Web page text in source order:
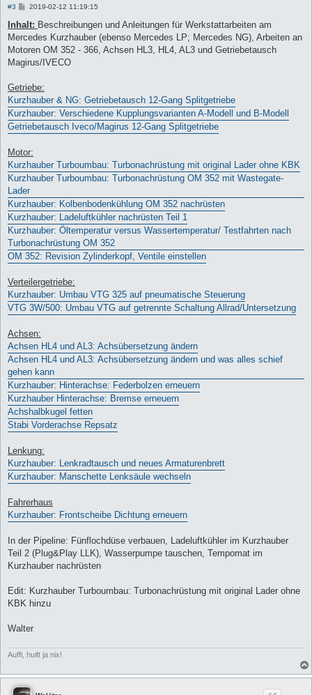
#3
B
i
t
r
a
2019-02-12 11:19:15
Inhalt: Beschreibungen und Anleitungen für Werkstattarbeiten am
Mercedes Kurzhauber (ebenso Mercedes LP; Mercedes NG), Arbeiten an
Motoren OM 352 - 366, Achsen HL3, HL4, AL3 und Getriebetausch
Magirus/IVECO
Getriebe:
Kurzhauber & NG: Getriebetausch 12-Gang Splitgetriebe
Kurzhauber: Verschiedene Kupplungsvarianten A-Modell und B-Modell
Getriebetausch Iveco/Magirus 12-Gang Splitgetriebe
Motor:
Kurzhauber Turboumbau: Turbonachrüstung mit original Lader ohne KBK
Kurzhauber Turboumbau: Turbonachrüstung OM 352 mit Wastegate-
Lader
Kurzhauber: Kolbenbodenkühlung OM 352 nachrüsten
Kurzhauber: Ladeluftkühler nachrüsten Teil 1
Kurzhauber: Öltemperatur versus Wassertemperatur/ Testfahrten nach
Turbonachrüstung OM 352
OM 352: Revision Zylinderkopf, Ventile einstellen
Verteilergetriebe:
Kurzhauber: Umbau VTG 325 auf pneumatische Steuerung
VTG 3W/500: Umbau VTG auf getrennte Schaltung Allrad/Untersetzung
Achsen:
Achsen HL4 und AL3: Achsübersetzung ändern
Achsen HL4 und AL3: Achsübersetzung ändern und was alles schief
gehen kann
Kurzhauber: Hinterachse: Federbolzen erneuern
Kurzhauber Hinterachse: Bremse erneuern
Achshalbkugel fetten
Stabi Vorderachse Repsatz
Lenkung:
Kurzhauber: Lenkradtausch und neues Armaturenbrett
Kurzhauber: Manschette Lenksäule wechseln
Fahrerhaus
Kurzhauber: Frontscheibe Dichtung erneuern
In der Pipeline: Fünflochdüse verbauen, Ladeluftkühler im Kurzhauber
Teil 2 (Plug&Play LLK), Wasserpumpe tauschen, Tempomat im
Kurzhauber nachrüsten
Edit: Kurzhauber Turboumbau: Turbonachrüstung mit original Lader ohne
KBK hinzu
Walter
Auffi, huift ja nix!